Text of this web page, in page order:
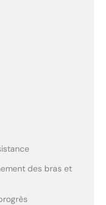
des bras et